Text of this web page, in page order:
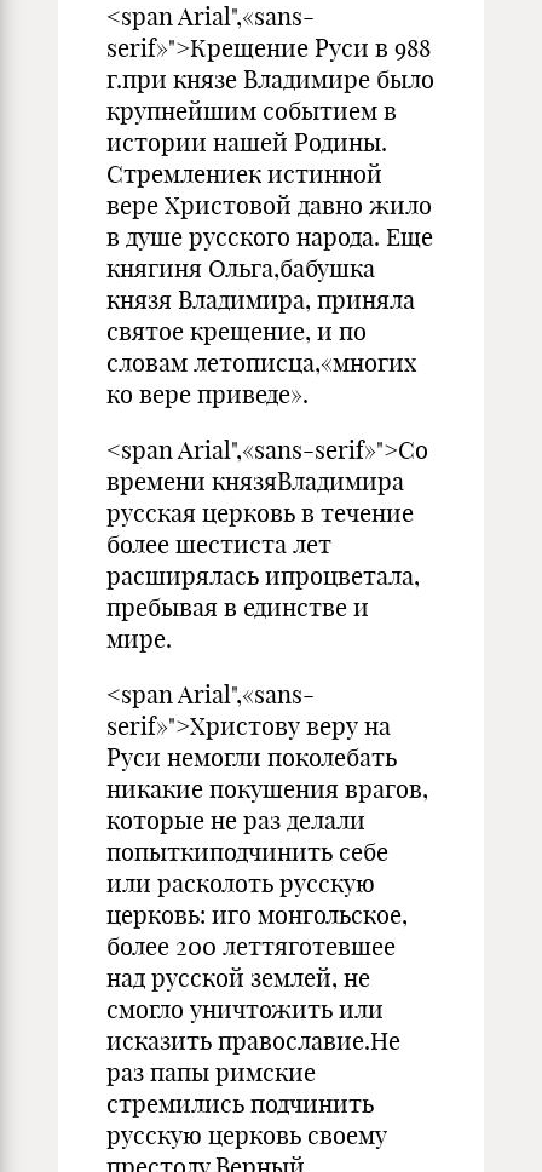
<span Arial",«sans-
serif»">Крещение Руси в 988
г.при князе Владимире было
крупнейшим событием в
истории нашей Родины.
Стремлениек истинной
вере Христовой давно жило
в душе русского народа. Еще
княгиня Ольга,бабушка
князя Владимира, приняла
святое крещение, и по
словам летописца,«многих
ко вере приведе».
<span Arial",«sans-serif»">Со
времени князяВладимира
русская церковь в течение
более шестиста лет
расширялась ипроцветала,
пребывая в единстве и
мире.
<span Arial",«sans-
serif»">Христову веру на
Руси немогли поколебать
никакие покушения врагов,
которые не раз делали
попыткиподчинить себе
или расколоть русскую
церковь: иго монгольское,
более 200 леттяготевшее
над русской землей, не
смогло уничтожить или
исказить православие.Не
раз папы римские
стремились подчинить
русскую церковь своему